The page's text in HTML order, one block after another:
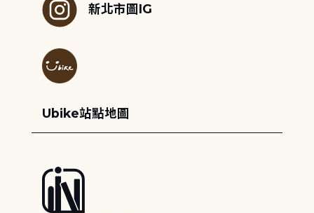
新北市圖IG
Ubike站點地圖